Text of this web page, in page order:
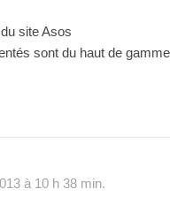
site Asos
sont du haut de
à 10 h 38 min.